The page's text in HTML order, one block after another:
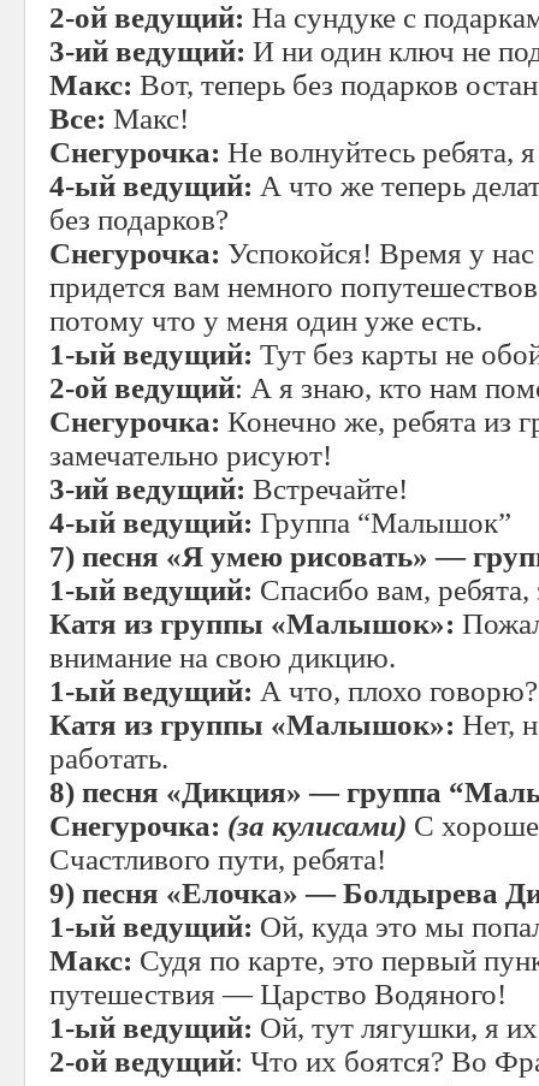
2-ой ведущий: На сундуке с
3-ий ведущий: И ни один ключ не
Макс: Вот, теперь без подарков
Все: Макс!
Снегурочка: Не волнуйтесь ребята,
4-ый ведущий: А что же теперь
без подарков?
Снегурочка: Успокойся! Время у
придется вам немного
потому что у меня один уже есть.
1-ый ведущий: Тут без карты не
2-ой ведущий: А я знаю, кто нам
Снегурочка: Конечно же, ребята
замечательно рисуют!
3-ий ведущий: Встречайте!
4-ый ведущий: Группа “Малышок”
7) песня «Я умею рисовать» —
1-ый ведущий: Спасибо вам, ребята,
Катя из группы «Малышок»:
внимание на свою дикцию.
1-ый ведущий: А что, плохо говорю?
Катя из группы «Малышок»: Нет,
работать.
8) песня «Дикция» — группа “
Снегурочка: (за кулисами) С
Счастливого пути, ребята!
9) песня «Елочка» — Болдырева
1-ый ведущий: Ой, куда это мы
Макс: Судя по карте, это первый
путешествия — Царство Водяного!
1-ый ведущий: Ой, тут лягушки, я
2-ой ведущий: Что их боятся? Во